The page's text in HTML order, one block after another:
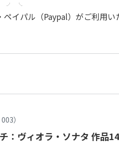
イパル（Paypal）がご利用い
）
：ヴィオラ・ソナタ 作品